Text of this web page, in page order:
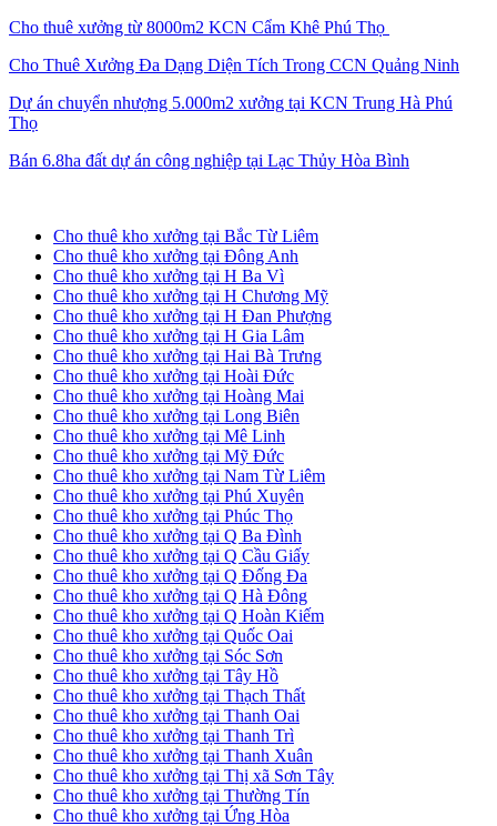
Cho thuê xưởng từ 8000m2 KCN Cẩm Khê Phú Thọ
Cho Thuê Xưởng Đa Dạng Diện Tích Trong CCN Quảng Ninh
Dự án chuyển nhượng 5.000m2 xưởng tại KCN Trung Hà Phú
Thọ
Bán 6.8ha đất dự án công nghiệp tại Lạc Thủy Hòa Bình
Cho thuê kho xưởng tại Bắc Từ Liêm
Cho thuê kho xưởng tại Đông Anh
Cho thuê kho xưởng tại H Ba Vì
Cho thuê kho xưởng tại H Chương Mỹ
Cho thuê kho xưởng tại H Đan Phượng
Cho thuê kho xưởng tại H Gia Lâm
Cho thuê kho xưởng tại Hai Bà Trưng
Cho thuê kho xưởng tại Hoài Đức
Cho thuê kho xưởng tại Hoàng Mai
Cho thuê kho xưởng tại Long Biên
Cho thuê kho xưởng tại Mê Linh
Cho thuê kho xưởng tại Mỹ Đức
Cho thuê kho xưởng tại Nam Từ Liêm
Cho thuê kho xưởng tại Phú Xuyên
Cho thuê kho xưởng tại Phúc Thọ
Cho thuê kho xưởng tại Q Ba Đình
Cho thuê kho xưởng tại Q Cầu Giấy
Cho thuê kho xưởng tại Q Đống Đa
Cho thuê kho xưởng tại Q Hà Đông
Cho thuê kho xưởng tại Q Hoàn Kiếm
Cho thuê kho xưởng tại Quốc Oai
Cho thuê kho xưởng tại Sóc Sơn
Cho thuê kho xưởng tại Tây Hồ
Cho thuê kho xưởng tại Thạch Thất
Cho thuê kho xưởng tại Thanh Oai
Cho thuê kho xưởng tại Thanh Trì
Cho thuê kho xưởng tại Thanh Xuân
Cho thuê kho xưởng tại Thị xã Sơn Tây
Cho thuê kho xưởng tại Thường Tín
Cho thuê kho xưởng tại Ứng Hòa